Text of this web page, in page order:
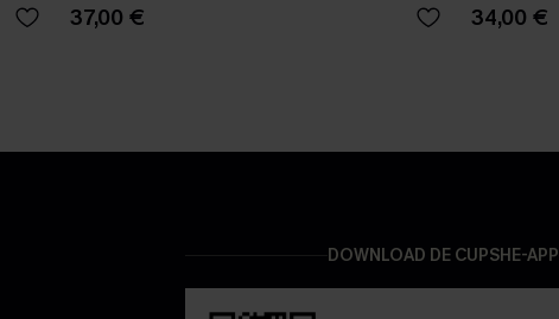
37,00 € 34,00 €
DOWNLOAD DE CUPSHE-APP